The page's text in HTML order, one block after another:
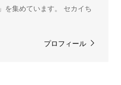
を集めています。 セカイち
プロフィール